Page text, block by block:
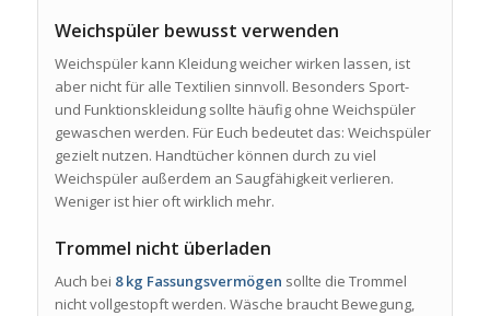
Weichspüler bewusst verwenden
Weichspüler kann Kleidung weicher wirken lassen, ist
aber nicht für alle Textilien sinnvoll. Besonders Sport-
und Funktionskleidung sollte häufig ohne Weichspüler
gewaschen werden. Für Euch bedeutet das: Weichspüler
gezielt nutzen. Handtücher können durch zu viel
Weichspüler außerdem an Saugfähigkeit verlieren.
Weniger ist hier oft wirklich mehr.
Trommel nicht überladen
Auch bei 8 kg Fassungsvermögen sollte die Trommel
nicht vollgestopft werden. Wäsche braucht Bewegung,